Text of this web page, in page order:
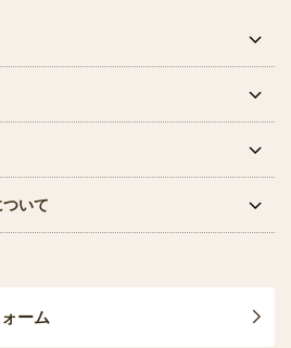
いて
ーム